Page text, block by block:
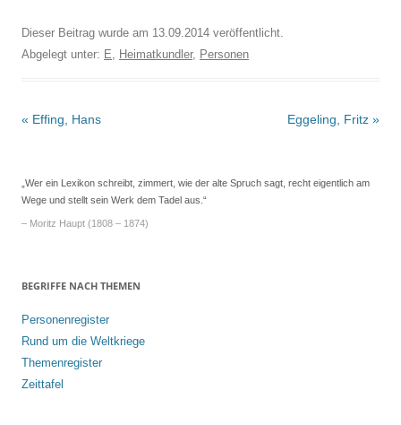
Dieser Beitrag wurde am 13.09.2014 veröffentlicht.
Abgelegt unter: E, Heimatkundler, Personen
Beitrags-
« Effing, Hans Eggeling, Fritz »
„Wer ein Lexikon schreibt, zimmert, wie der alte Spruch sagt, recht eigentlich am
Wege und stellt sein Werk dem Tadel aus.“
– Moritz Haupt (1808 – 1874)
BEGRIFFE NACH THEMEN
Personenregister
Rund um die Weltkriege
Themenregister
Zeittafel